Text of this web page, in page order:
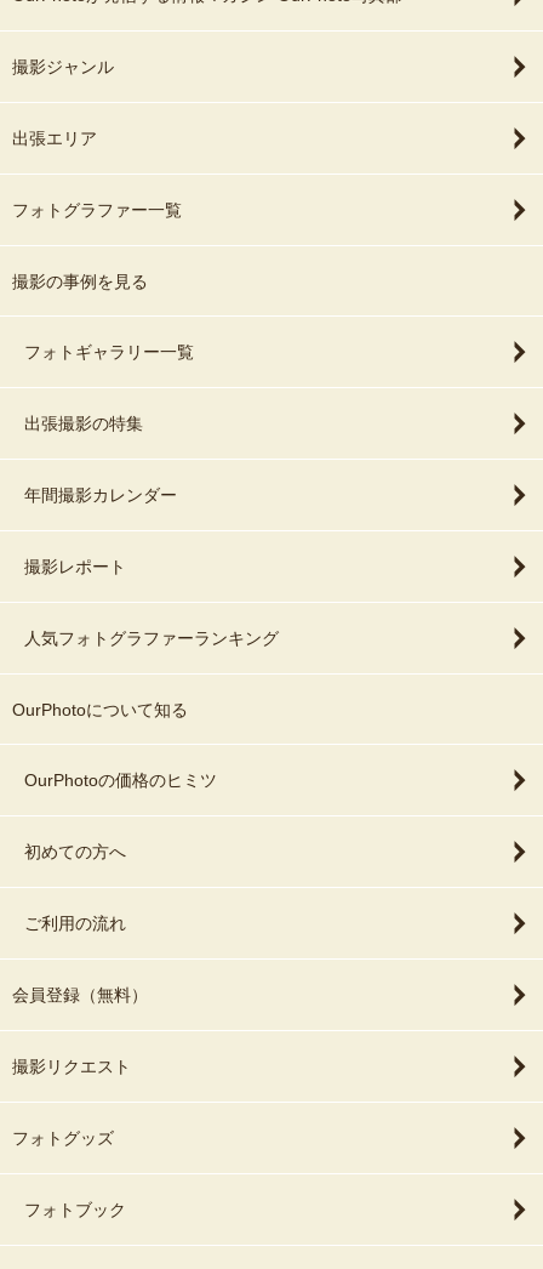
撮影ジャンル
出張エリア
フォトグラファー一覧
撮影の事例を見る
フォトギャラリー一覧
出張撮影の特集
年間撮影カレンダー
撮影レポート
人気フォトグラファーランキング
OurPhotoについて知る
OurPhotoの価格のヒミツ
初めての方へ
ご利用の流れ
会員登録（無料）
撮影リクエスト
フォトグッズ
フォトブック